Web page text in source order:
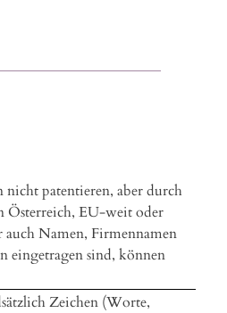
nicht patentieren, aber durch
Österreich, EU-weit oder
Namen, Firmennamen
eingetragen sind, können
Zeichen (Worte,